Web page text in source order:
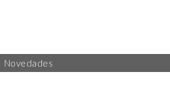
Novedades